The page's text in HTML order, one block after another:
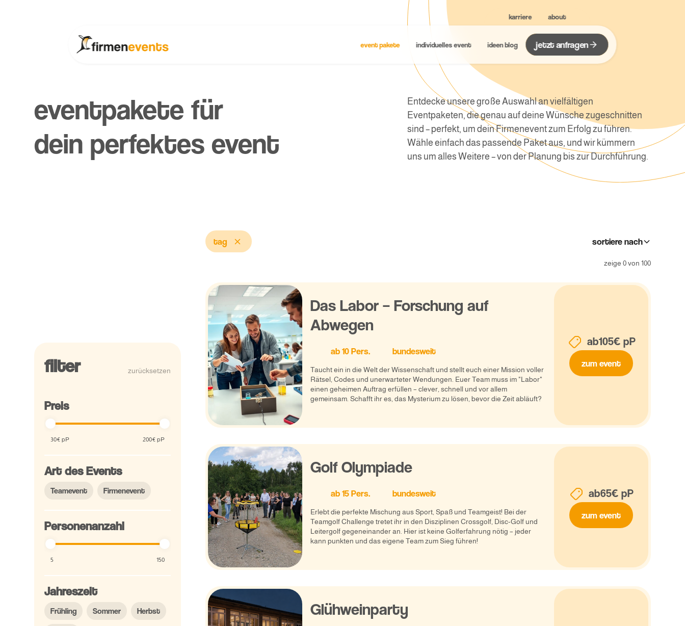
karriere about
event pakete individuelles event ideen blog jetzt anfragen
eventpakete für
dein perfektes event
Entdecke unsere große Auswahl an vielfältigen
Eventpaketen, die genau auf deine Wünsche zugeschnitten
sind – perfekt, um dein Firmenevent zum Erfolg zu führen.
Wähle einfach das passende Paket aus, und wir kümmern
uns um alles Weitere – von der Planung bis zur Durchführung.
filter zurücksetzen
Preis
30€ pP 200€ pP
Art des Events
Teamevent Firmenevent
Personenanzahl
5 150
Jahreszeit
Frühling Sommer Herbst
tag sortiere nach
zeige 0von 100
Das Labor – Forschung auf
Abwegen
ab10Pers. bundesweit
Taucht ein in die Welt der Wissenschaft und stellt euch einer Mission voller
Rätsel, Codes und unerwarteter Wendungen. Euer Team muss im "Labor"
einen geheimen Auftrag erfüllen – clever, schnell und vor allem
gemeinsam. Schafft ihr es, das Mysterium zu lösen, bevor die Zeit abläuft?
ab105€ pP
zum event
Golf Olympiade
ab15Pers. bundesweit
Erlebt die perfekte Mischung aus Sport, Spaß und Teamgeist! Bei der
Teamgolf Challenge tretet ihr in den Disziplinen Crossgolf, Disc-Golf und
Leitergolf gegeneinander an. Hier ist keine Golferfahrung nötig – jeder
kann punkten und das eigene Team zum Sieg führen!
ab65€ pP
zum event
Glühweinparty